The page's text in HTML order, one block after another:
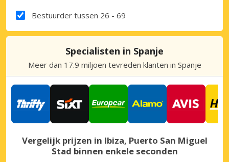
Bestuurder tussen 26 - 69
Specialisten in Spanje
Meer dan 17.9 miljoen tevreden klanten in Spanje
Vergelijk prijzen in Ibiza, Puerto San Miguel
Stad binnen enkele seconden